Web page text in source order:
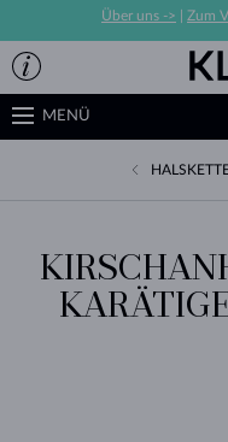
Über uns -> Zum
MENÜ